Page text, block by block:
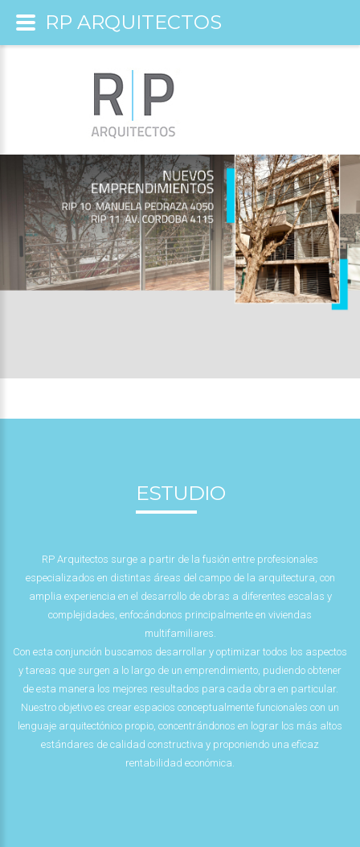
ESTUDIO
RP Arquitectos surge a partir de la fusión entre profesionales
especializados en distintas áreas del campo de la arquitectura, con
amplia experiencia en el desarrollo de obras a diferentes escalas y
complejidades, enfocándonos principalmente en viviendas
multifamiliares.
Con esta conjunción buscamos desarrollar y optimizar todos los aspectos
y tareas que surgen a lo largo de un emprendimiento, pudiendo obtener
de esta manera los mejores resultados para cada obra en particular.
Nuestro objetivo es crear espacios conceptualmente funcionales con un
lenguaje arquitectónico propio, concentrándonos en lograr los más altos
estándares de calidad constructiva y proponiendo una eficaz
rentabilidad económica.
RP ARQUITECTOS